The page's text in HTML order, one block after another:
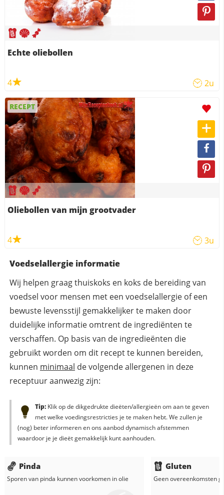
Echte oliebollen
4 2u
RECEPT
Oliebollen van mijn grootvader
4 3u
Voedselallergie informatie
Wij helpen graag thuiskoks en koks de bereiding van
voedsel voor mensen met een voedselallergie of een
bewuste levensstijl gemakkelijker te maken door
duidelijke informatie omtrent de ingrediënten te
verschaffen. Op basis van de ingredieënten die
gebruikt worden om dit recept te kunnen bereiden,
kunnen minimaal de volgende allergenen in deze
receptuur aanwezig zijn:
Tip:Klik op de dikgedrukte dieëten/allergieën om aan te geven
met welke voedingsrestricties je te maken hebt. We zullen je
(nog) beter informeren en ons aanbod dynamisch afstemmen
waardoor je je dieët gemakkelijk kunt aanhouden.
Pinda
Sporen van pinda kunnen voorkomen inolie
Gluten
Geen overeenkomsten